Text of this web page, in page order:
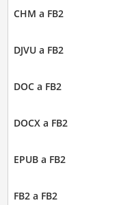
CHM a FB2
DJVU a FB2
DOC a FB2
DOCX a FB2
EPUB a FB2
FB2 a FB2